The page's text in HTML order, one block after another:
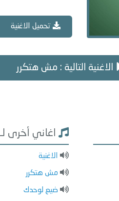
تحميل الاغنية
الاغنية التالية : مش هتكرر
اغاني أخرى
الاغنية
مش هتكرر
ضيع لوحدك